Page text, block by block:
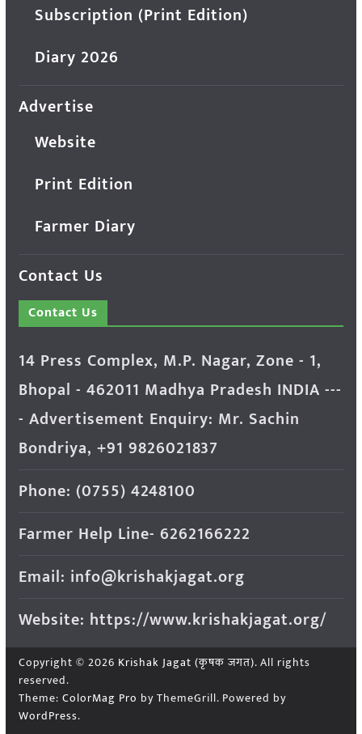
Subscription (Print Edition)
Diary 2026
Advertise
Website
Print Edition
Farmer Diary
Contact Us
Contact Us
14 Press Complex, M.P. Nagar, Zone - 1,
Bhopal - 462011 Madhya Pradesh INDIA ---
- Advertisement Enquiry: Mr. Sachin
Bondriya, +91 9826021837
Phone: (0755) 4248100
Farmer Help Line- 6262166222
Email: info@krishakjagat.org
Website: https://www.krishakjagat.org/
Copyright © 2026 Krishak Jagat (कृषक जगत). All rights
reserved.
Theme: ColorMag Pro by ThemeGrill. Powered by
WordPress.